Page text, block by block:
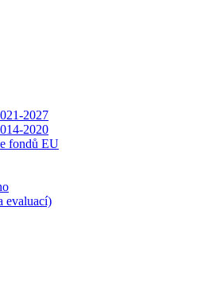
2027
2020
fondů EU
evaluací)